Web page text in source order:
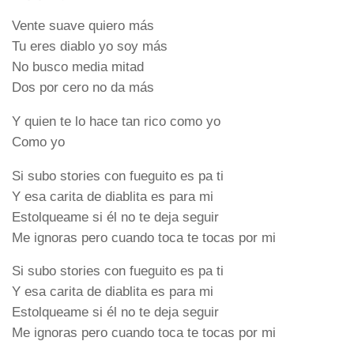
Vente suave quiero más
Tu eres diablo yo soy más
No busco media mitad
Dos por cero no da más
Y quien te lo hace tan rico como yo
Como yo
Si subo stories con fueguito es pa ti
Y esa carita de diablita es para mi
Estolqueame si él no te deja seguir
Me ignoras pero cuando toca te tocas por mi
Si subo stories con fueguito es pa ti
Y esa carita de diablita es para mi
Estolqueame si él no te deja seguir
Me ignoras pero cuando toca te tocas por mi